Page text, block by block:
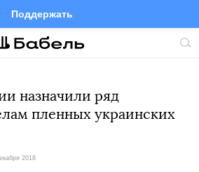
Поддержать
FacebookTelegramTwitter
назначили ряд
пленных украинских
2018